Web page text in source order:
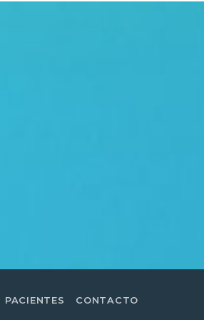
PACIENTES CONTACTO